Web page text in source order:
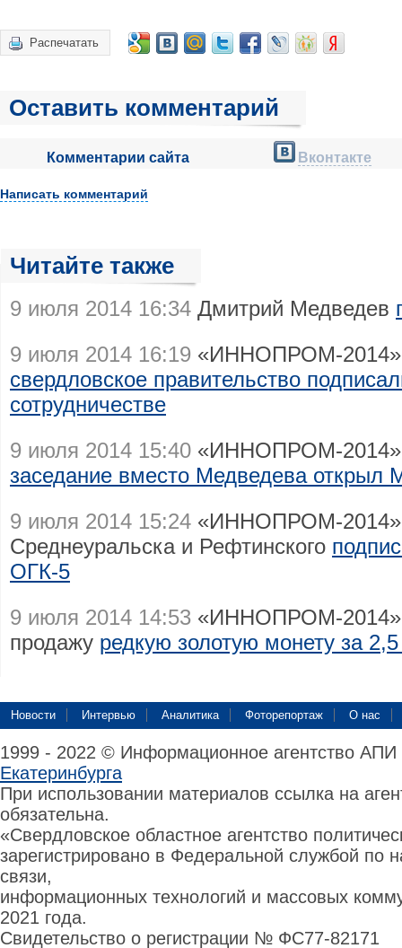
Распечатать
Оставить комментарий
Комментарии сайта Вконтакте
Написать комментарий
Читайте также
9 июля 2014 16:34 Дмитрий Медведев
9 июля 2014 16:19 «ИННОПРОМ-
свердловское правительство
сотрудничестве
9 июля 2014 15:40 «ИННОПРОМ-
заседание вместо Медведева открыл
9 июля 2014 15:24 «ИННОПРОМ-2014»:
Среднеуральска и Рефтинского
ОГК-5
9 июля 2014 14:53 «ИННОПРОМ-2014»:
продажу редкую золотую монету за
Новости Интервью Аналитика Фоторепортаж О нас
1999 - 2022 © Информационное агентство
Екатеринбурга
При использовании материалов ссылка на
обязательна.
«Свердловское областное агентство
зарегистрировано в Федеральной службой по
связи,
информационных технологий и массовых
2021 года.
Свидетельство о регистрации № ФС77-82171